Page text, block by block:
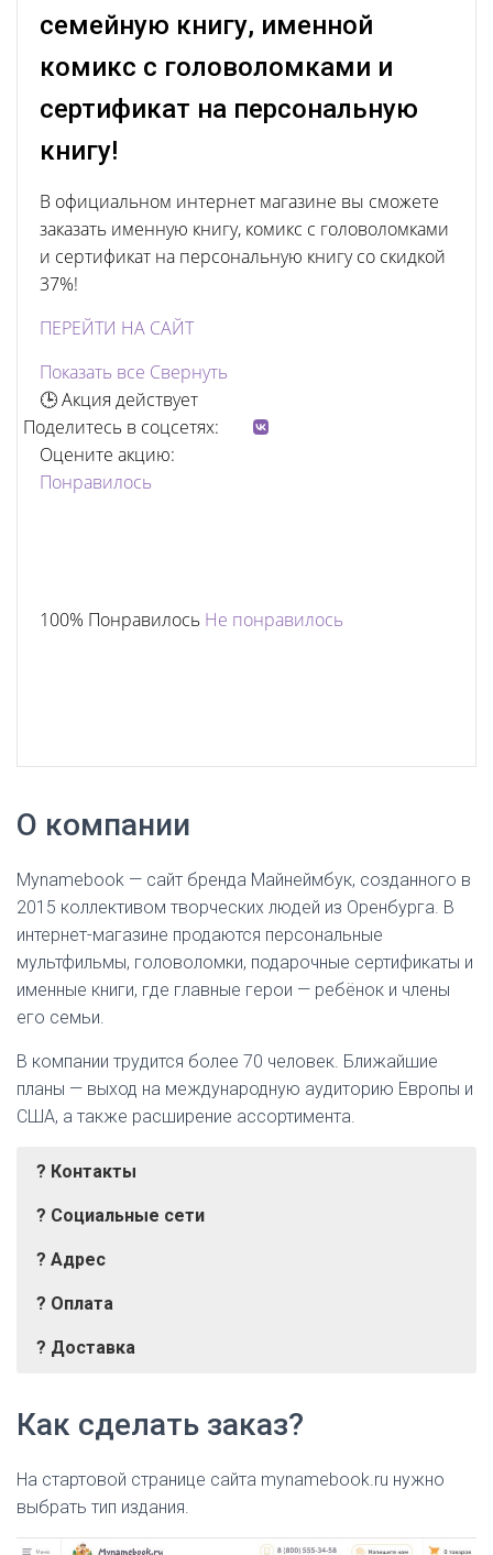
семейную книгу, именной
комикс с головоломками и
сертификат на персональную
книгу!
В официальном интернет магазине вы сможете
заказать именную книгу, комикс с головоломками
и сертификат на персональную книгу со скидкой
37%!
ПЕРЕЙТИ НА САЙТ
Показать все Свернуть
🕒 Акция действует
Поделитесь в соцсетях:
Оцените акцию:
Понравилось
100% Понравилось Не понравилось
О компании
Mynamebook — сайт бренда Майнеймбук, созданного в
2015 коллективом творческих людей из Оренбурга. В
интернет-магазине продаются персональные
мультфильмы, головоломки, подарочные сертификаты и
именные книги, где главные герои — ребёнок и члены
его семьи.
В компании трудится более 70 человек. Ближайшие
планы — выход на международную аудиторию Европы и
США, а также расширение ассортимента.
? Контакты
?️ Социальные сети
? Адрес
? Оплата
? Доставка
E-mail:hello@mynamebook.ru
Одноклассники
WhatsApp
Viber
Альфа-Банк
Через Евросеть
Банковский перевод
Как сделать заказ?
На стартовой странице сайта mynamebook.ru нужно
выбрать тип издания.